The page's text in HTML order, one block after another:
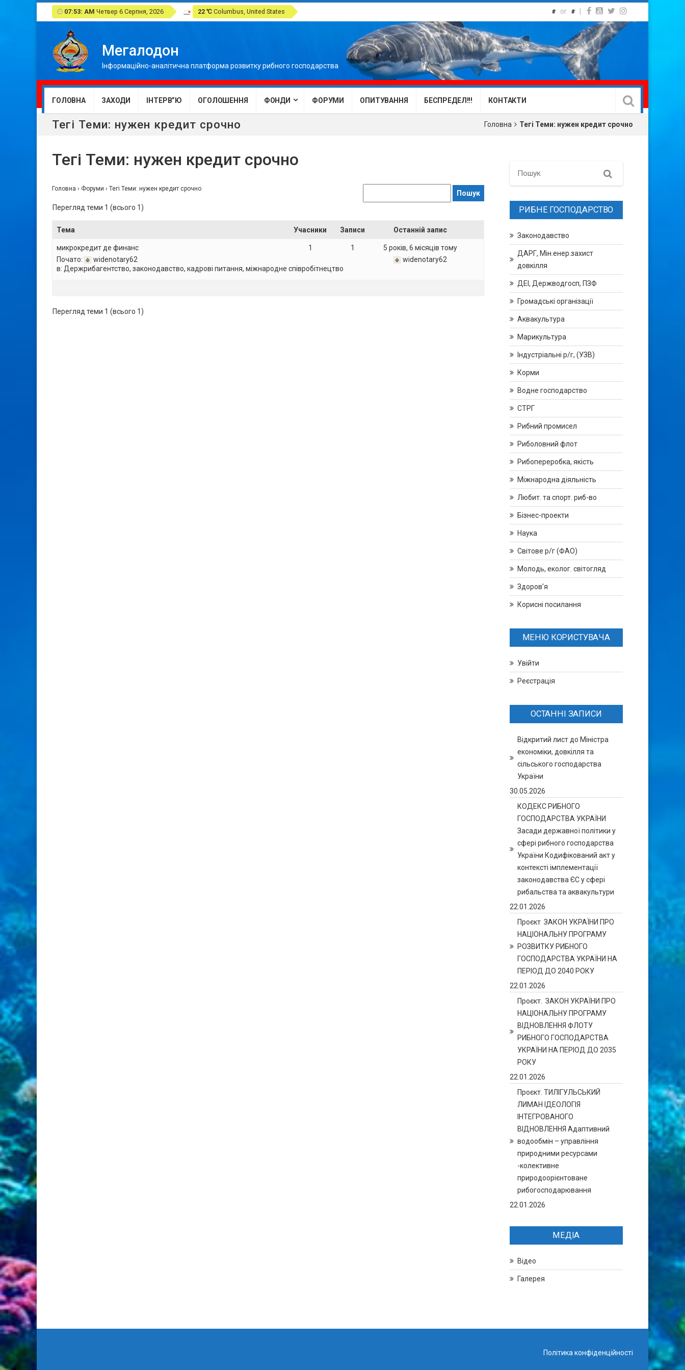
07:53: AM Четвер 6 Серпня, 2026 22 ℃ Columbus, United States # or #
Мегалодон
Інформаційно-аналітична платформа розвитку рибного господарства
ГОЛОВНА ЗАХОДИ ІНТЕРВ”Ю ОГОЛОШЕННЯ ФОНДИ ФОРУМИ ОПИТУВАННЯ БЕСПРЕДЕЛ!!! КОНТАКТИ
Тегі Теми: нужен кредит срочно Головна Тегі Теми: нужен кредит срочно
Тегі Теми: нужен кредит срочно
Головна › Форуми › Тегі Теми: нужен кредит срочно
Перегляд теми 1 (всього 1)
Тема Учасники Записи Останній запис
микрокредит де финанс
Почато:
widenotary62
в: Держрибагентство, законодавство, кадрові питання, міжнародне співробітнецтво
1 1
5 років, 6 місяців тому
widenotary62
Перегляд теми 1 (всього 1)
Search
РИБНЕ ГОСПОДАРСТВО
Законодавство
ДАРГ, Мін.енер.захист
довкілля
ДЕІ, Держводгосп, ПЗФ
Громадські організації
Аквакультура
Марикультура
Індустріальні р/г, (УЗВ)
Корми
Водне господарство
СТРГ
Рибний промисел
Риболовний флот
Рибопереробка, якість
Міжнародна діяльність
Любит. та спорт. риб-во
Бізнес-проекти
Наука
Світове р/г (ФАО)
Молодь, еколог. світогляд
Здоров’я
Корисні посилання
МЕНЮ КОРИСТУВАЧА
Увійти
Реєстрація
ОСТАННІ ЗАПИСИ
Відкритий лист до Міністра
економіки, довкілля та
сільського господарства
України
30.05.2026
КОДЕКС РИБНОГО
ГОСПОДАРСТВА УКРАЇНИ
Засади державної політики у
сфері рибного господарства
України Кодифікований акт у
контексті імплементації
законодавства ЄС у сфері
рибальства та аквакультури
22.01.2026
Проєкт ЗАКОН УКРАЇНИ ПРО
НАЦІОНАЛЬНУ ПРОГРАМУ
РОЗВИТКУ РИБНОГО
ГОСПОДАРСТВА УКРАЇНИ НА
ПЕРІОД ДО 2040 РОКУ
22.01.2026
Проєкт. ЗАКОН УКРАЇНИ ПРО
НАЦІОНАЛЬНУ ПРОГРАМУ
ВІДНОВЛЕННЯ ФЛОТУ
РИБНОГО ГОСПОДАРСТВА
УКРАЇНИ НА ПЕРІОД ДО 2035
РОКУ
22.01.2026
Проєкт. ТИЛІГУЛЬСЬКИЙ
ЛИМАН ІДЕОЛОГІЯ
ІНТЕГРОВАНОГО
ВІДНОВЛЕННЯ Адаптивний
водообмін – управління
природними ресурсами
-колективне
природоорієнтоване
рибогосподарювання
22.01.2026
МЕДІА
Відео
Галерея
Політика конфіденційності